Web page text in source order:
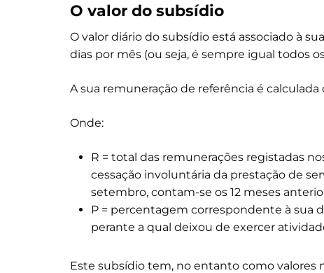
O valor do subsídio
O valor diário do subsídio está associado à
dias por mês (ou seja, é sempre igual todos
A sua remuneração de referência é
Onde:
R = total das remunerações registadas
cessação involuntária da prestação de
setembro, contam-se os 12 meses
P = percentagem correspondente à sua
perante a qual deixou de exercer
Este subsídio tem, no entanto como valores